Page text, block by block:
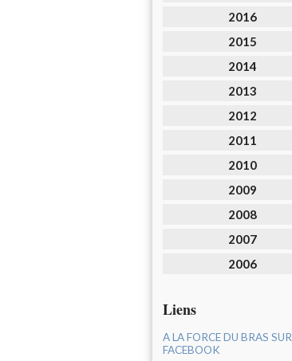
2016
2015
2014
2013
2012
2011
2010
2009
2008
2007
2006
Liens
A LA FORCE DU BRAS SUR
FACEBOOK